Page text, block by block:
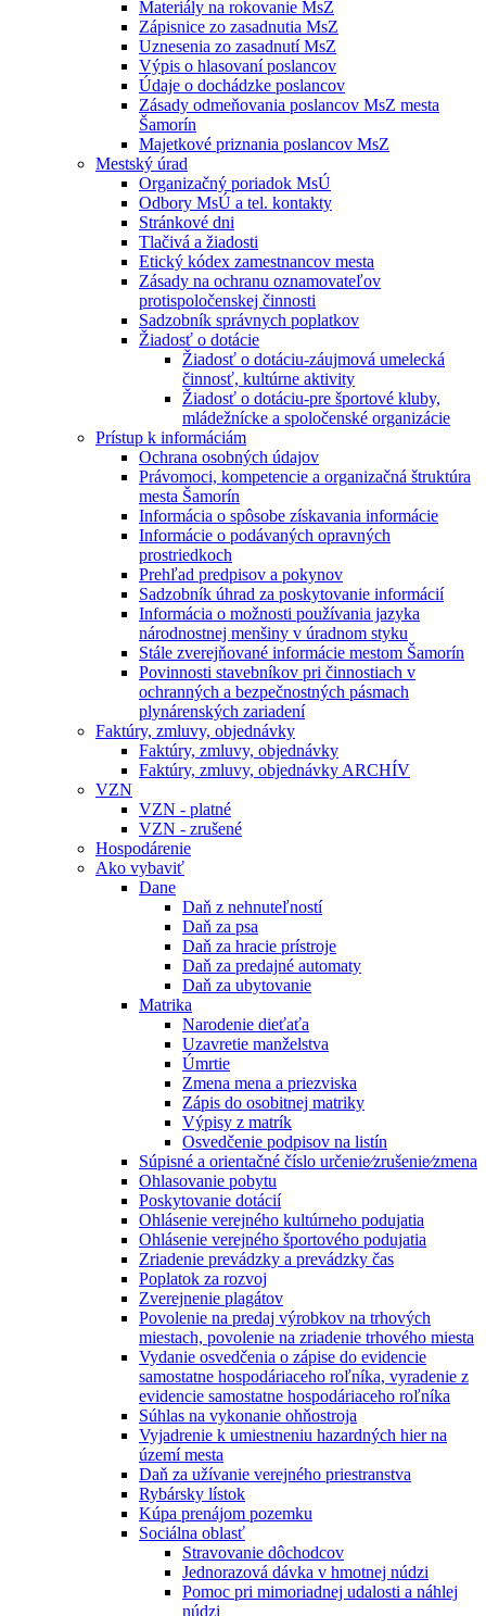
Materiály na rokovanie MsZ
Zápisnice zo zasadnutia MsZ
Uznesenia zo zasadnutí MsZ
Výpis o hlasovaní poslancov
Údaje o dochádzke poslancov
Zásady odmeňovania poslancov MsZ mesta
Šamorín
Majetkové priznania poslancov MsZ
Mestský úrad
Organizačný poriadok MsÚ
Odbory MsÚ a tel. kontakty
Stránkové dni
Tlačivá a žiadosti
Etický kódex zamestnancov mesta
Zásady na ochranu oznamovateľov
protispoločenskej činnosti
Sadzobník správnych poplatkov
Žiadosť o dotácie
Žiadosť o dotáciu-záujmová umelecká
činnosť, kultúrne aktivity
Žiadosť o dotáciu-pre športové kluby,
mládežnícke a spoločenské organizácie
Prístup k informáciám
Ochrana osobných údajov
Právomoci, kompetencie a organizačná štruktúra
mesta Šamorín
Informácia o spôsobe získavania informácie
Informácie o podávaných opravných
prostriedkoch
Prehľad predpisov a pokynov
Sadzobník úhrad za poskytovanie informácií
Informácia o možnosti používania jazyka
národnostnej menšiny v úradnom styku
Stále zverejňované informácie mestom Šamorín
Povinnosti stavebníkov pri činnostiach v
ochranných a bezpečnostných pásmach
plynárenských zariadení
Faktúry, zmluvy, objednávky
Faktúry, zmluvy, objednávky
Faktúry, zmluvy, objednávky ARCHÍV
VZN
VZN - platné
VZN - zrušené
Hospodárenie
Ako vybaviť
Dane
Daň z nehnuteľností
Daň za psa
Daň za hracie prístroje
Daň za predajné automaty
Daň za ubytovanie
Matrika
Narodenie dieťaťa
Uzavretie manželstva
Úmrtie
Zmena mena a priezviska
Zápis do osobitnej matriky
Výpisy z matrík
Osvedčenie podpisov na listín
Súpisné a orientačné číslo určenie⁄zrušenie⁄zmena
Ohlasovanie pobytu
Poskytovanie dotácií
Ohlásenie verejného kultúrneho podujatia
Ohlásenie verejného športového podujatia
Zriadenie prevádzky a prevádzky čas
Poplatok za rozvoj
Zverejnenie plagátov
Povolenie na predaj výrobkov na trhových
miestach, povolenie na zriadenie trhového miesta
Vydanie osvedčenia o zápise do evidencie
samostatne hospodáriaceho roľníka, vyradenie z
evidencie samostatne hospodáriaceho roľníka
Súhlas na vykonanie ohňostroja
Vyjadrenie k umiestneniu hazardných hier na
území mesta
Daň za užívanie verejného priestranstva
Rybársky lístok
Kúpa prenájom pozemku
Sociálna oblasť
Stravovanie dôchodcov
Jednorazová dávka v hmotnej núdzi
Pomoc pri mimoriadnej udalosti a náhlej
núdzi